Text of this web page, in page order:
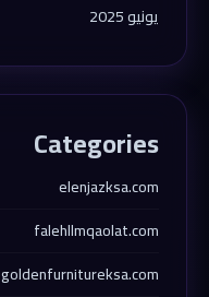
يونيو 2025
Categories
elenjazksa.com
falehllmqaolat.com
goldenfurnitureksa.com